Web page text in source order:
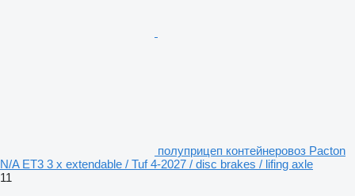
полуприцеп контейнеровоз Pacton
N/A ET3 3 x extendable / Tuf 4-2027 / disc brakes / lifing axle
11